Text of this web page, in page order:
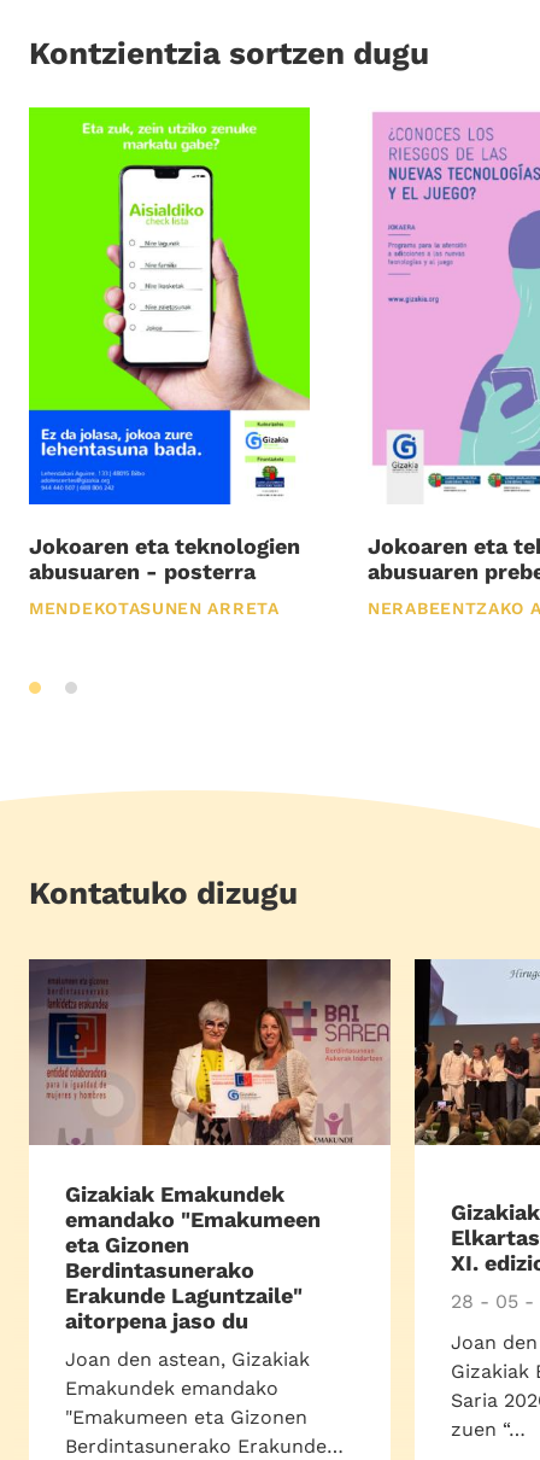
Kontzientzia sortzen dugu
Jokoaren eta teknologien
abusuaren - posterra
MENDEKOTASUNEN ARRETA
Jokoaren eta
abusuaren
NERABEENTZAKO
Kontatuko dizugu
Gizakiak Emakundek
emandako "Emakumeen
eta Gizonen
Berdintasunerako
Erakunde Laguntzaile"
aitorpena jaso du
Joan den astean, Gizakiak
Emakundek emandako
"Emakumeen eta Gizonen
Berdintasunerako Erakunde…
XI.
28 - 05 -
Joan
Gizakiak
Saria
zuen “…